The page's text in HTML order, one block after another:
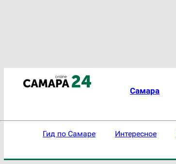
Самара
Гид по Самаре Интересное